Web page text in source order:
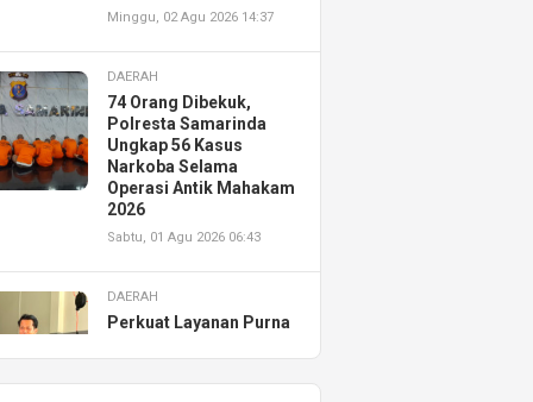
Minggu, 02 Agu 2026 14:37
DAERAH
74 Orang Dibekuk,
Polresta Samarinda
Ungkap 56 Kasus
Narkoba Selama
Operasi Antik Mahakam
2026
Sabtu, 01 Agu 2026 06:43
DAERAH
Perkuat Layanan Purna
Resmikan AHASS